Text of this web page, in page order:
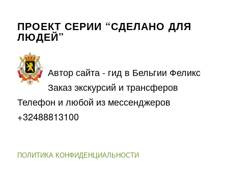
ПРОЕКТ СЕРИИ “СДЕЛАНО ДЛЯ
ЛЮДЕЙ”
Автор сайта - гид в Бельгии Феликс
Заказ экскурсий и трансферов
Телефон и любой из мессенджеров
+32488813100
ПОЛИТИКА КОНФИДЕНЦИАЛЬНОСТИ